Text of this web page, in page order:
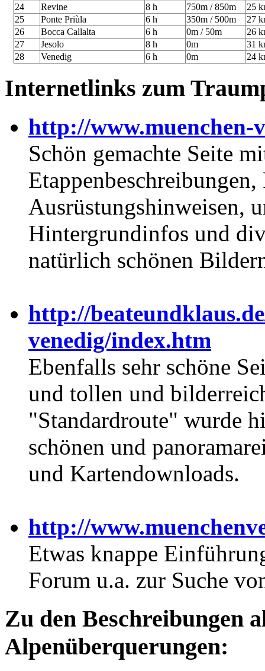
24
Revine 8 h 750m / 850m
25
25
Ponte Priùla 6 h 350m / 500m
27
26
Bocca Callalta 6 h 0m / 50m
26
27
Jesolo 8 h 0m
31
28
Venedig 6 h 0m 24
Internetlinks zum
http://www.muenchen-
Schön gemachte Seite
Ausrüstungshinweisen,
Hintergrundinfos und
natürlich schönen
http://
venedig/index.htm
Ebenfalls sehr schöne
und tollen und
"Standardroute" wurde
schönen und
und Kartendownloads.
http://
Etwas knappe
Forum u.a. zur Suche
Zu den Beschreibungen
Alpenüberquerungen: